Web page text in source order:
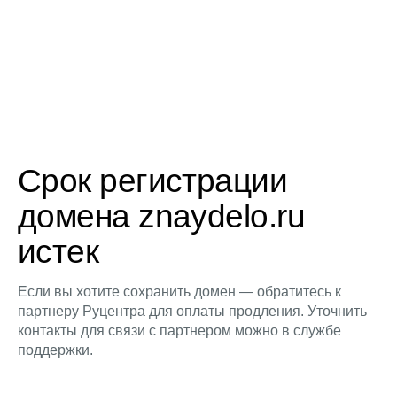
Срок регистрации
домена znaydelo.ru
истек
Если вы хотите сохранить домен — обратитесь к
партнеру Руцентра для оплаты продления. Уточнить
контакты для связи с партнером можно в службе
поддержки.